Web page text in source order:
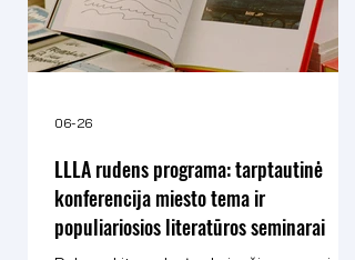
LLLA rudens programa: tarptautinė
konferencija miesto tema ir
populiariosios literatūros seminarai
06-26